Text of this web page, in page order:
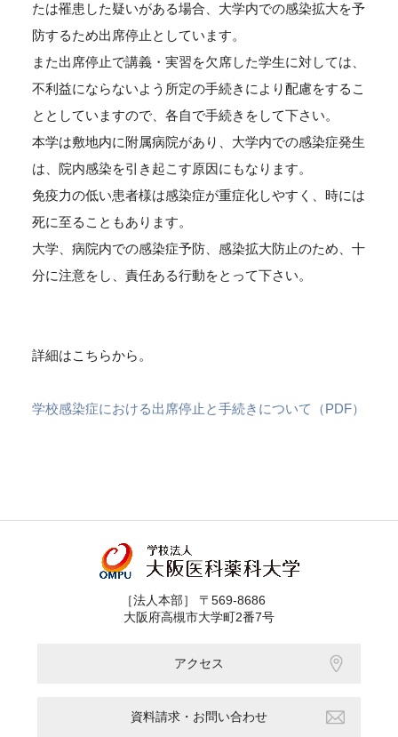
たは罹患した疑いがある場合、大学内での感染拡大を予
防するため出席停止としています。
また出席停止で講義・実習を欠席した学生に対しては、
不利益にならないよう所定の手続きにより配慮をするこ
ととしていますので、各自で手続きをして下さい。
本学は敷地内に附属病院があり、大学内での感染症発生
は、院内感染を引き起こす原因にもなります。
免疫力の低い患者様は感染症が重症化しやすく、時には
死に至ることもあります。
大学、病院内での感染症予防、感染拡大防止のため、十
分に注意をし、責任ある行動をとって下さい。
詳細はこちらから。
学校感染症における出席停止と手続きについて（PDF）
［法人本部］ 〒569-8686
大阪府高槻市大学町2番7号
アクセス
資料請求・お問い合わせ